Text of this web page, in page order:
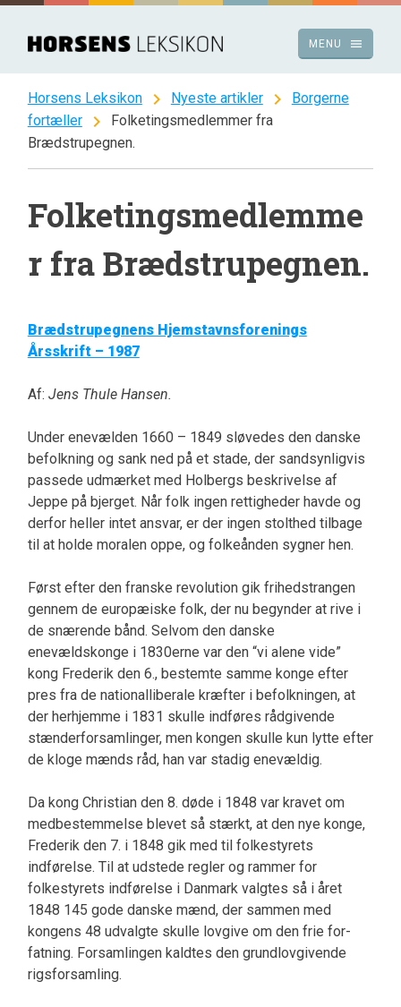
Spring
indhold
menu
MENU
Horsens Leksikon chevron_right Nyeste artikler chevron_right
Borgerne
fortæller
chevron_right
Folketingsmedlemmer fra
Brædstrupegnen.
Folketingsmedlemme
r fra Brædstrupegnen.
Brædstrupegnens Hjemstavnsforenings
Årsskrift – 1987
Af: Jens Thule Hansen.
Under enevælden 1660 – 1849 sløvedes den danske
befolkning og sank ned på et stade, der sandsynlig­vis
passede udmærket med Holbergs beskrivelse af
Jeppe på bjerget. Når folk ingen rettigheder havde og
derfor heller intet ansvar, er der ingen stolthed tilbage
til at holde moralen oppe, og folkeånden sygner hen.
Først efter den franske revolution gik frihedstrangen
gennem de europæiske folk, der nu begynder at rive i
de snærende bånd. Selvom den danske
enevældskonge i 1830erne var den “vi alene vide”
kong Frederik den 6., bestemte samme kon­ge efter
pres fra de nationalliberale kræfter i be­folkningen, at
der herhjemme i 1831 skulle indfø­res rådgivende
stænderforsamlinger, men kongen skulle kun lytte efter
de kloge mænds råd, han var stadig enevældig.
Da kong Christian den 8. døde i 1848 var kravet om
medbestemmelse blevet så stærkt, at den nye konge,
Frederik den 7. i 1848 gik med til folkesty­rets
indførelse. Til at udstede regler og rammer for
folkestyrets indførelse i Danmark valgtes så i året
1848 145 gode danske mænd, der sammen med
kongens 48 udvalgte skulle lovgive om den frie for­
fatning. Forsamlingen kaldtes den grundlovgiven­de
rigsforsamling.